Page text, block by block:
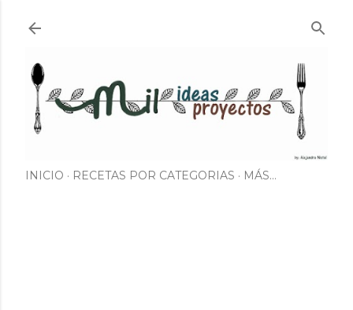
INICIO RECETAS POR CATEGORIAS MÁS…